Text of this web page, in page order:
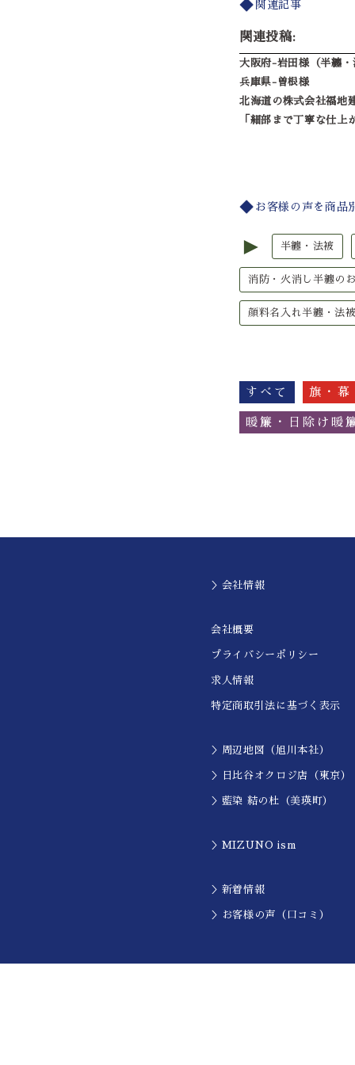
関連記事
関連投稿:
大阪府-岩田様（半纏・
兵庫県-曽根様
北海道の株式会社福地
「細部まで丁寧な仕上
お客様の声を商品
► 半纏・法被
消防・火消し半纏の
顔料名入れ半纏・法
すべて 旗・幕
暖簾・日除け暖
＞会社情報
会社概要
プライバシーポリシー
求人情報
特定商取引法に基づく表示
＞周辺地図（旭川本社）
＞日比谷オクロジ店（東京）
＞藍染 結の杜（美瑛町）
＞MIZUNO ism
＞新着情報
＞お客様の声（口コミ）